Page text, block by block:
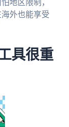
地区限制，
外也能享受
具很重